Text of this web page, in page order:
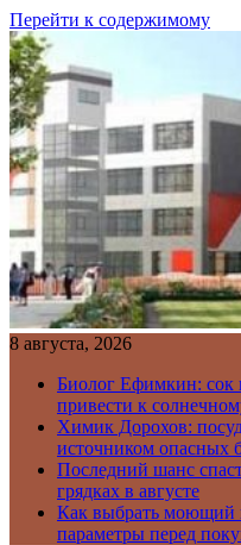
Перейти к содержимому
8 августа, 2026
Биолог Ефимкин: сок
привести к
Химик Дорохов:
источником опасных
Последний шанс
грядках в августе
Как выбрать моющий
параметры перед